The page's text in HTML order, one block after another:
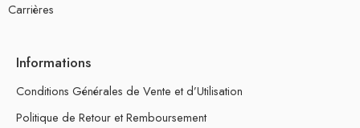
Carrières
Informations
Conditions Générales de Vente et d’Utilisation
Politique de Retour et Remboursement